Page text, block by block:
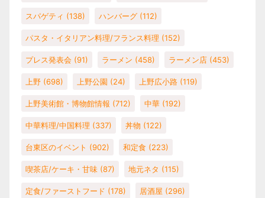
スパゲティ (138) ハンバーグ (112)
パスタ・イタリアン料理/フランス料理 (152)
プレス発表会 (91) ラーメン (458) ラーメン店 (453)
上野 (698) 上野公園 (24) 上野広小路 (119)
上野美術館・博物館情報 (712) 中華 (192)
中華料理/中国料理 (337) 丼物 (122)
台東区のイベント (902) 和定食 (223)
喫茶店/ケーキ・甘味 (87) 地元ネタ (115)
定食/ファーストフード (178) 居酒屋 (296)